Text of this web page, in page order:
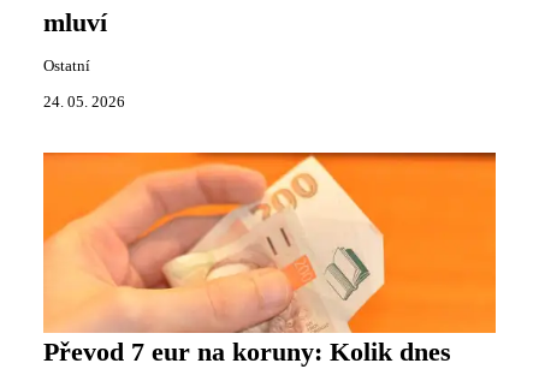
mluví
Ostatní
24. 05. 2026
Převod 7 eur na koruny: Kolik dnes